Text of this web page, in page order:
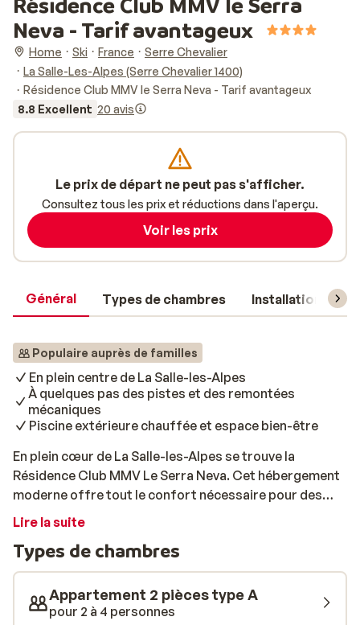
Neva - Tarif avantageux
Home Ski France
Serre Chevalier
La Salle-Les-Alpes (Serre Chevalier 1400)
Résidence Club MMV le Serra Neva - Tarif avantageux
8.8 Excellent 20 avis
Général Types de chambres Installations
Populaire auprès de familles
En plein centre de La Salle-les-Alpes
À quelques pas des pistes et des remontées
mécaniques
Piscine extérieure chauffée et espace bien-être
En plein cœur de La Salle-les-Alpes se trouve la
Résidence Club MMV Le Serra Neva. Cet hébergement
moderne offre tout le confort nécessaire pour des
vacances au ski à la fois actives et reposantes. À
des pistes et de l'arrêt de skibus, vous serez sur les
skis en un rien de temps. Après le ski, les activités ne
manquent pas: faites quelques longueurs dans la
piscine extérieure chauffée ou détendez-vous dans le
Lire la suite
Types de chambres
Appartement 2 pièces type A
pour 2 à 4 personnes
Le prix de départ ne peut pas s'afficher.
Consultez tous les prix et réductions dans l'aperçu.
Voir les prix